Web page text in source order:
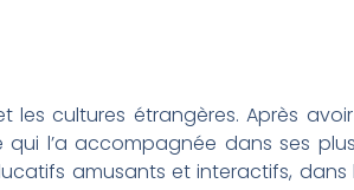
cultures étrangères. Après
l’a accompagnée dans ses
amusants et interactifs, dans